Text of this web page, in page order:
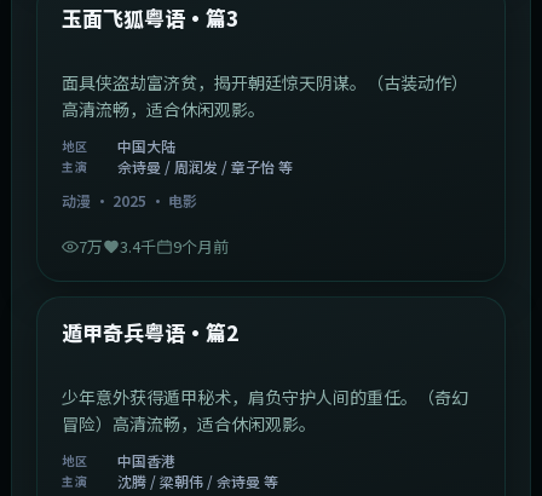
最新
玉面飞狐粤语·篇3
面具侠盗劫富济贫，揭开朝廷惊天阴谋。（古装动作）
高清流畅，适合休闲观影。
地区 中国大陆
主演
佘诗曼 / 周润发 / 章子怡 等
动漫 · 2025 · 电影
7万 3.4千 9个月前
最新
遁甲奇兵粤语·篇2
少年意外获得遁甲秘术，肩负守护人间的重任。（奇幻
冒险）高清流畅，适合休闲观影。
地区 中国香港
主演
沈腾 / 梁朝伟 / 佘诗曼 等